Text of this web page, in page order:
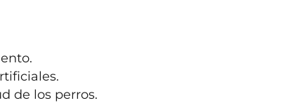
de los perros.